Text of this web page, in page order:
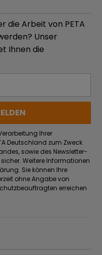
die Arbeit von PETA
Unser
Ihnen die
Ihrer
Deutschland zum Zweck
sowie des Newsletter-
Weitere Informationen
Sie können Ihre
ohne Angabe von
erreichen